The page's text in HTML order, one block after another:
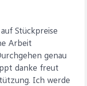
Stückpreise
Arbeit
genau
danke freut
Ich werde